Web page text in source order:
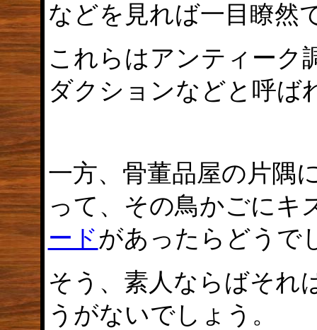
などを見れば一目瞭然
これらはアンティーク
ダクションなどと呼ば
一方、骨董品屋の片隅
って、その鳥かごにキ
ードがあったらどうで
そう、素人ならばそれ
うがないでしょう。